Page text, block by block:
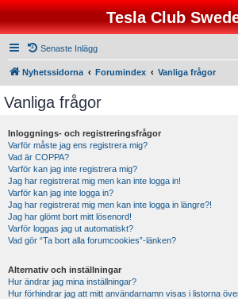
Tesla Club
Senaste Inlägg
Nyhetssidorna Forumindex Vanliga frågor
Vanliga frågor
Inloggnings- och registreringsfrågor
Varför måste jag ens registrera mig?
Vad är COPPA?
Varför kan jag inte registrera mig?
Jag har registrerat mig men kan inte logga in!
Varför kan jag inte logga in?
Jag har registrerat mig men kan inte logga in längre?!
Jag har glömt bort mitt lösenord!
Varför loggas jag ut automatiskt?
Vad gör “Ta bort alla forumcookies”-länken?
Alternativ och inställningar
Hur ändrar jag mina inställningar?
Hur förhindrar jag att mitt användarnamn visas i listorna